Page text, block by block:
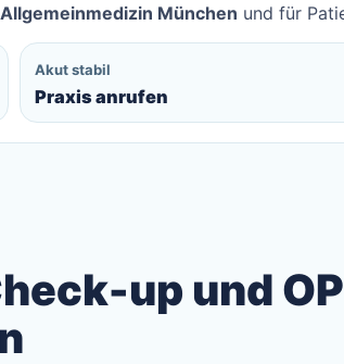
Allgemeinmedizin München und für
Akut stabil
Praxis anrufen
up und